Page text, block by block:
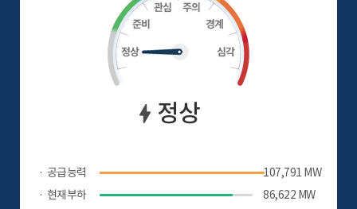
정상
공급능력
107,791 MW
현재부하
86,622 MW